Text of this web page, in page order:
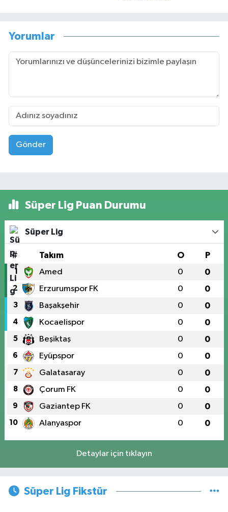
Yorumlar
Gönder
Süper Lig Puan Durumu
Süper Lig
# Takım O P
1 Amed 0 0
2 Erzurumspor FK 0 0
3 Başakşehir 0 0
4 Kocaelispor 0 0
5 Beşiktaş 0 0
6 Eyüpspor 0 0
7 Galatasaray 0 0
8 Çorum FK 0 0
9 Gaziantep FK 0 0
10 Alanyaspor 0 0
Detaylar için tıklayın
Süper Lig Fikstür